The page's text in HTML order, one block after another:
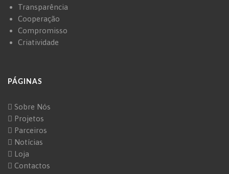
Transparência
Cooperação
Compromisso
Criatividade
PÁGINAS
Sobre Nós
Projetos
Parceiros
Notícias
Loja
Contactos